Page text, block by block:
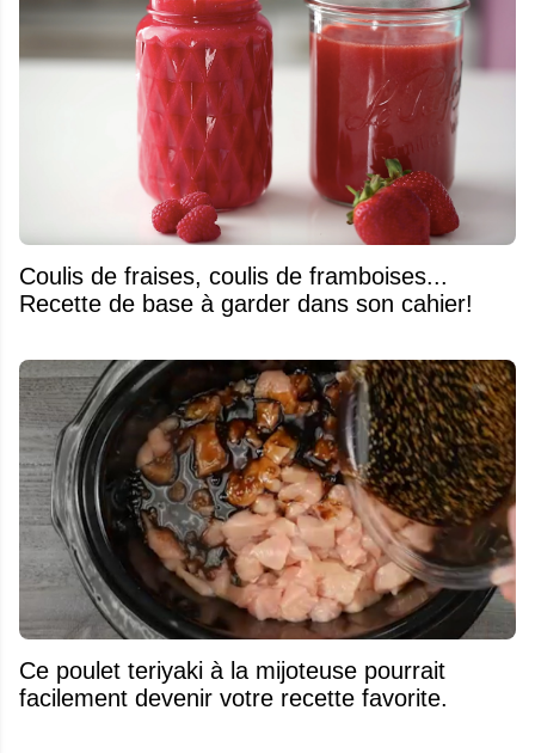
Coulis de fraises, coulis de framboises...
Recette de base à garder dans son cahier!
Ce poulet teriyaki à la mijoteuse pourrait
facilement devenir votre recette favorite.